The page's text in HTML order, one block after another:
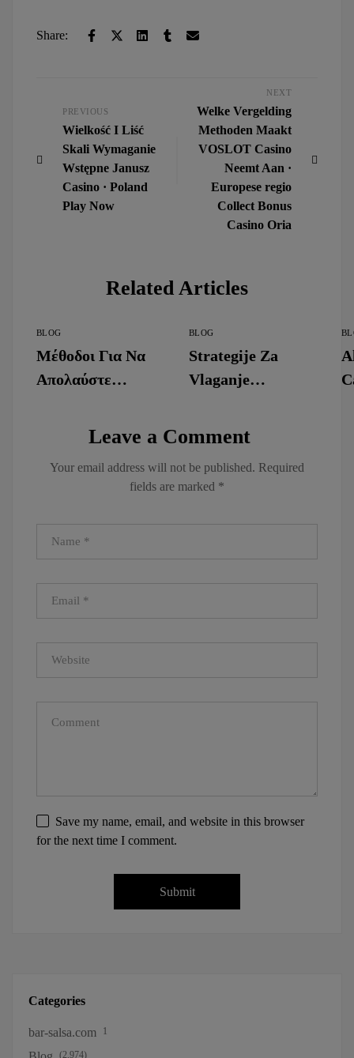
Share:
PREVIOUS
Wielkość I Liść
Skali Wymaganie
Wstępne Janusz
Casino · Poland
Play Now
NEXT
Welke Vergelding
Methoden Maakt
VOSLOT Casino
Neemt Aan ·
Europese regio
Collect Bonus
Casino Oria
Related Articles
BLOG
Μέθοδοι Για Να
Απολαύστε
Παιχνίδια
Claim Your
BLOG
Strategije Za
Vlaganje
Denarjem . SI
Leave a Comment
Your email address will not be published. Required
fields are marked *
Save my name, email, and website in this browser
for the next time I comment.
Categories
bar-salsa.com 1
(2,974)